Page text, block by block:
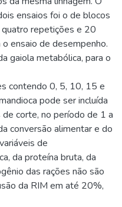
ensaios foi o de blocos
quatro repetições e 20
ensaio de desempenho.
gaiola metabólica, para o
contendo 0, 5, 10, 15 e
pode ser incluída
corte, no período de 1 a
conversão alimentar e do
de
da proteína bruta, da
das rações não são
da RIM em até 20%,